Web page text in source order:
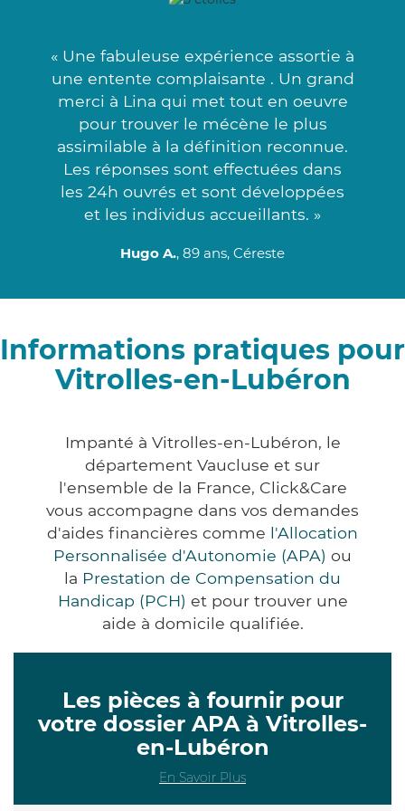
« Une fabuleuse expérience assortie à
une entente complaisante . Un grand
merci à Lina qui met tout en oeuvre
pour trouver le mécène le plus
assimilable à la définition reconnue.
Les réponses sont effectuées dans
les 24h ouvrés et sont développées
et les individus accueillants. »
Hugo A., 89 ans, Céreste
Informations pratiques pour
Vitrolles-en-Lubéron
Impanté à Vitrolles-en-Lubéron, le
département Vaucluse et sur
l'ensemble de la France, Click&Care
vous accompagne dans vos demandes
d'aides financières comme l'Allocation
Personnalisée d'Autonomie (APA) ou
la Prestation de Compensation du
Handicap (PCH) et pour trouver une
aide à domicile qualifiée.
Les pièces à fournir pour
votre dossier APA à Vitrolles-
en-Lubéron
En Savoir Plus